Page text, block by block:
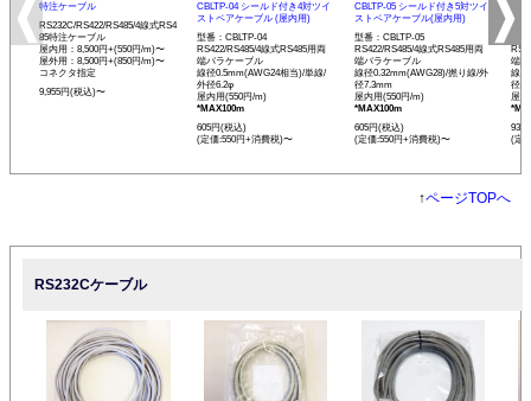
特注ケーブル
RS232C/RS422/RS485/4線式RS4
85特注ケーブル
屋内用：8,500円+(550円/m)〜
屋外用：8,500円+(850円/m)〜
コネクタ指定
9,955円(税込)〜
CBLTP-04 シールド付き4対ツイ
ストペアケーブル (屋内用)
型番：CBLTP-04
RS422/RS485/4線式RS485用両
端バラケーブル
線径0.5mm(AWG24相当)/単線/
外径6.2φ
屋内用(550円/m)
*MAX100m
605円(税込)
(定価:550円+消費税)〜
CBLTP-05 シールド付き5対ツイ
ストペアケーブル(屋内用)
型番：CBLTP-05
RS422/RS485/4線式RS485用両
端バラケーブル
線径0.32mm(AWG28)/撚り線/外
径7.3mm
屋内用(550円/m)
*MAX100m
605円(税込)
(定価:550円+消費税)〜
イ
端
線
径
屋
935
(定
↑ページTOPへ
RS232Cケーブル